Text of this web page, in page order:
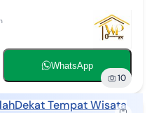
WhatsApp
10
Dekat Tempat Wisata